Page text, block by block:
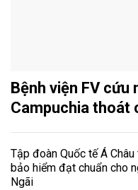
Bệnh viện FV cứu
Campuchia thoát
Tập đoàn Quốc tế Á
bảo hiểm đạt chuẩn cho
Ngãi